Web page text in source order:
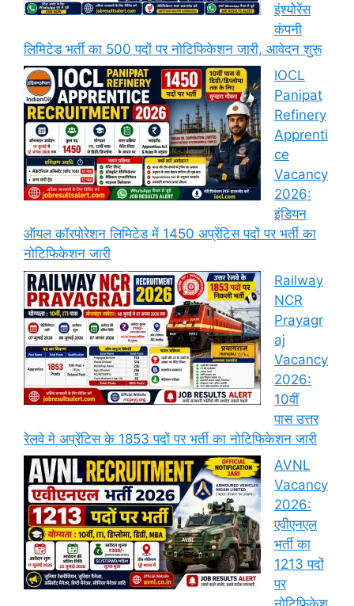
इंश्योरेंस
कंपनी
लिमिटेड भर्ती का 500 पदों पर नोटिफिकेशन जारी, आवेदन शुरू
IOCL
Panipat
Refinery
Apprenti
ce
Vacancy
2026:
इंडियन
ऑयल कॉरपोरेशन लिमिटेड में 1450 अप्रेंटिस पदों पर भर्ती का
नोटिफिकेशन जारी
Railway
NCR
Prayagr
aj
Vacancy
2026:
10वीं
पास उत्तर
रेलवे मे अप्रेंटिस के 1853 पदों पर भर्ती का नोटिफिकेशन जारी
AVNL
Vacancy
2026:
एवीएनएल
भर्ती का
1213 पदों
पर